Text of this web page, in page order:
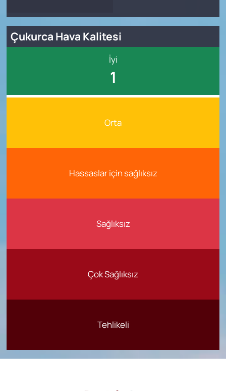
Çukurca Hava Kalitesi
İyi
1
Orta
Hassaslar için sağlıksız
Sağlıksız
Çok Sağlıksız
Tehlikeli